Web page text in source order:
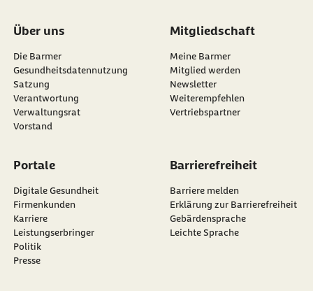
Über uns
Die Barmer
Gesundheitsdatennutzung
Satzung
Verantwortung
Verwaltungsrat
Vorstand
Mitgliedschaft
Meine Barmer
Mitglied werden
Newsletter
externer Link:
Weiterempfehlen
Vertriebspartner
Portale
Digitale Gesundheit
Firmenkunden
Karriere
Leistungserbringer
Politik
Presse
Barrierefreiheit
Barriere melden
Erklärung zur Barrierefreiheit
Gebärdensprache
Leichte Sprache